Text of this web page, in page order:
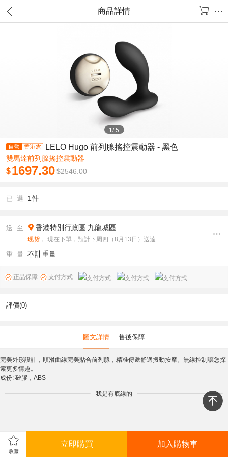
商品詳情
1/5
LELO Hugo 前列腺搖控震動器 - 黑色
雙馬達前列腺搖控震動器
$1697.30$2546.00
已 選 1件
送 至 香港特別行政區 九龍城區
现货 ， 現在下單，預計下周四（8月13日）送達
重 量 不計重量
正品保障 支付方式
評價(0)
圖文詳情 售後保障
完美外形設計，順滑曲線完美貼合前列腺，精准傳遞舒適振動按摩。無線控制讓您探
索更多情趣。
成份: 矽膠，ABS
我是有底線的
立即購買 加入購物車